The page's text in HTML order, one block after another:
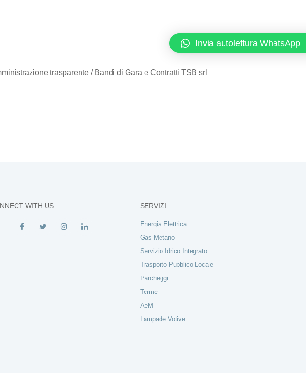
trasparente / Bandi di Gara e Contratti TSB srl
WITH US SERVIZI
Energia Elettrica
Gas Metano
Servizio Idrico Integrato
Trasporto Pubblico Locale
Parcheggi
Terme
AeM
Lampade Votive
Invia autolettura WhatsApp